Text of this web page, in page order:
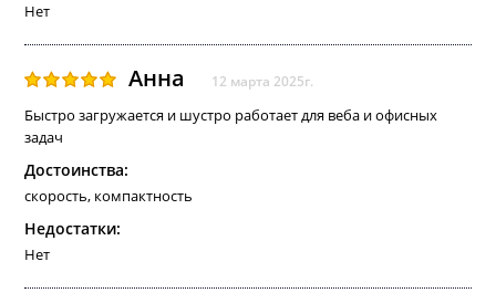
Нет
Анна 12 марта 2025г.
Быстро загружается и шустро работает для веба и офисных
задач
Достоинства:
скорость, компактность
Недостатки:
Нет